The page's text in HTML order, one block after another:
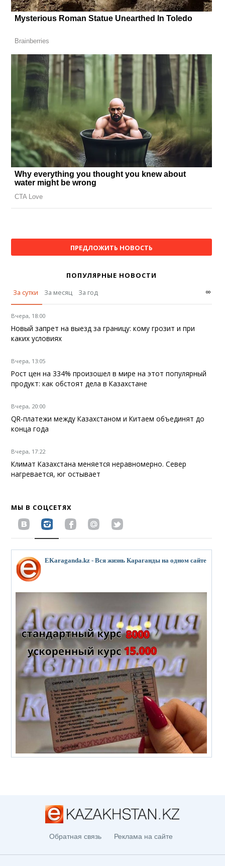
ПРЕДЛОЖИТЬ НОВОСТЬ
ПОПУЛЯРНЫЕ НОВОСТИ
За сутки
За месяц За год ∞
Вчера, 18:00
Новый запрет на выезд за границу: кому грозит и при
каких условиях
Вчера, 13:05
Рост цен на 334% произошел в мире на этот популярный
продукт: как обстоят дела в Казахстане
Вчера, 20:00
QR-платежи между Казахстаном и Китаем объединят до
конца года
Вчера, 17:22
Климат Казахстана меняется неравномерно. Север
нагревается, юг остывает
МЫ В СОЦСЕТЯХ
EKaraganda.kz - Вся жизнь Караганды на одном сайте
Обратная связь Реклама на сайте